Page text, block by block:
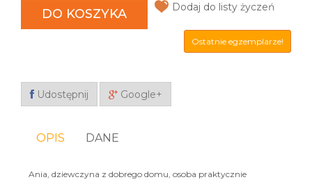
DO KOSZYKA Dodaj do listy życzeń
Ostatnie egzemplarze!
Udostępnij Google+
OPIS DANE
Ania, dziewczyna z dobrego domu, osoba praktycznie